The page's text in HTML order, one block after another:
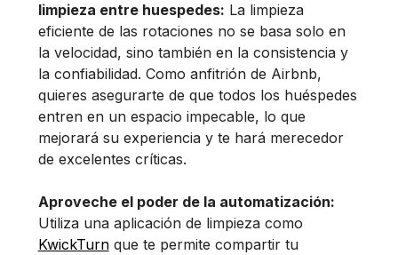
limpieza entre huespedes: La limpieza
eficiente de las rotaciones no se basa solo en
la velocidad, sino también en la consistencia y
la confiabilidad. Como anfitrión de Airbnb,
quieres asegurarte de que todos los huéspedes
entren en un espacio impecable, lo que
mejorará su experiencia y te hará merecedor
de excelentes críticas.
Aproveche el poder de la automatización:
Utiliza una aplicación de limpieza como
KwickTurnque te permite compartir tu